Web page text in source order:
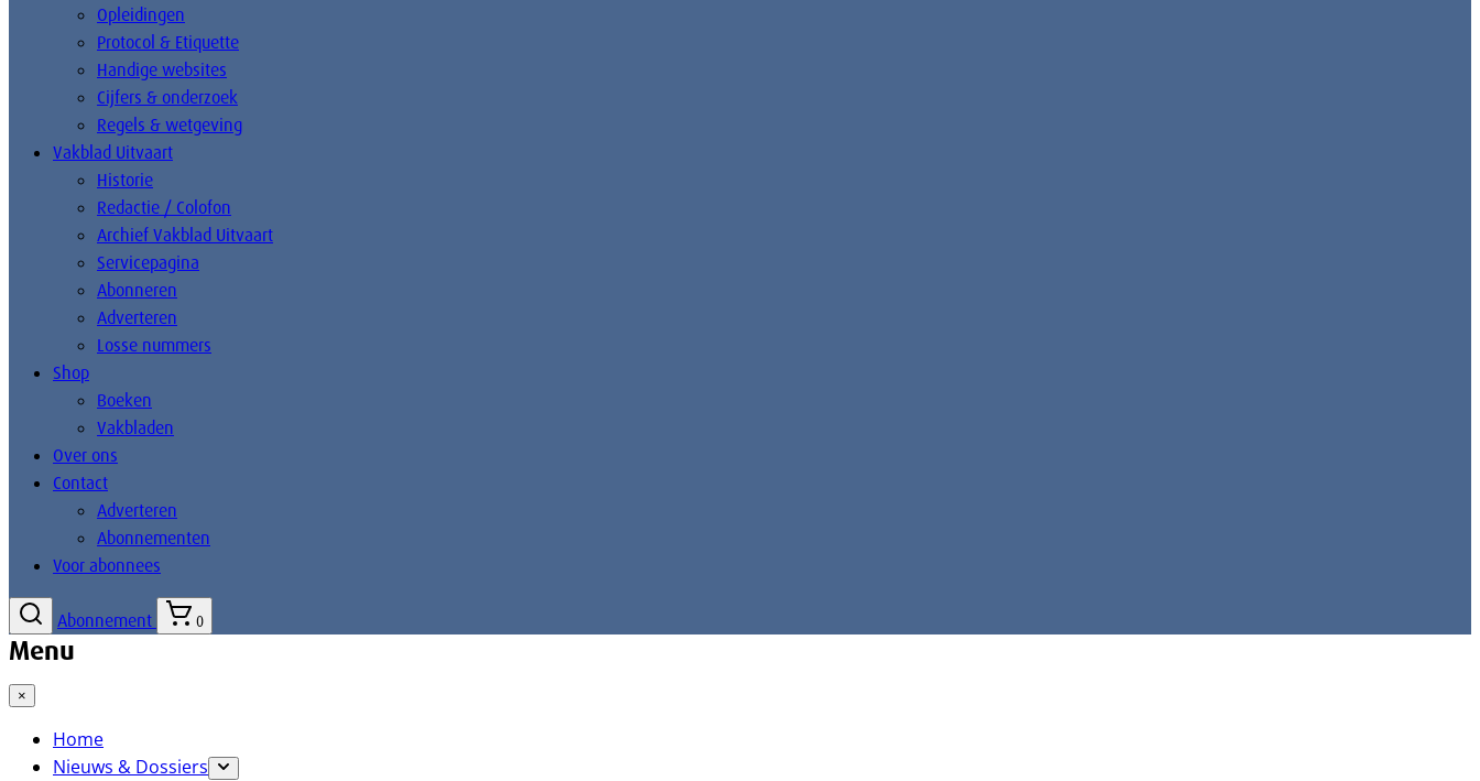
Opleidingen
Protocol & Etiquette
Handige websites
Cijfers & onderzoek
Regels & wetgeving
Vakblad Uitvaart
Historie
Redactie / Colofon
Archief Vakblad Uitvaart
Servicepagina
Abonneren
Adverteren
Losse nummers
Shop
Boeken
Vakbladen
Over ons
Contact
Adverteren
Abonnementen
Voor abonnees
Abonnement 0
Menu
×
Home
Nieuws & Dossiers